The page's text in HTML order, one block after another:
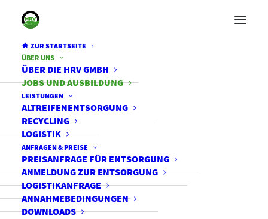
ZUR STARTSEITE
ÜBER UNS
ÜBER DIE HRV GMBH
JOBS UND AUSBILDUNG
LEISTUNGEN
ALTREIFENENTSORGUNG
RECYCLING
LOGISTIK
ANFRAGEN & PREISE
PREISANFRAGE FÜR ENTSORGUNG
ANMELDUNG ZUR ENTSORGUNG
LOGISTIKANFRAGE
ANNAHMEBEDINGUNGEN
DOWNLOADS